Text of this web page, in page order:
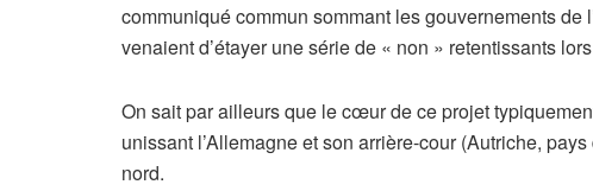
communiqué commun sommant les gouvernements de
venaient d’étayer une série de « non » retentissants
On sait par ailleurs que le cœur de ce projet
unissant l’Allemagne et son arrière-cour (Autriche,
nord.